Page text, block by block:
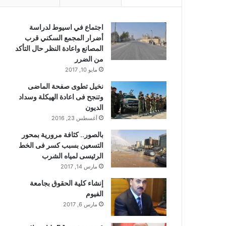
اجتماع في اسيوط لدراسة
أضرار المجمع السكني قرب
المصانع واعادة النظر حال التأكد
من الضرر
مايو 10, 2017
نخيل تطوى صفحة الماضى
وتنجح فى اعادة الهيكلة وسداد
الديون
أغسطس 23, 2016
بالصور.. كثافة مرورية بمحور
التسعين بسبب كسر فى الخط
الرئيسى لمياه الشرب
مارس 14, 2017
إنشاء كلية الحقوق بجامعة
الفيوم
مارس 6, 2017